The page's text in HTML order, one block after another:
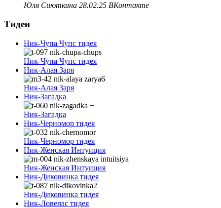
Юля Сиюткина 28.02.25 ВКонтакте
Тидеи
Ник-Чупа Чупс тидея
Ник-Чупа Чупс тидея
Ник-Алая Заря
Ник-Алая Заря
Ник-Загадка
Ник-Загадка
Ник-Черномор тидея
Ник-Черномор тидея
Ник-Женская Интуиция
Ник-Женская Интуиция
Ник-Диковинка тидея
Ник-Диковинка тидея
Ник-Ловелас тидея